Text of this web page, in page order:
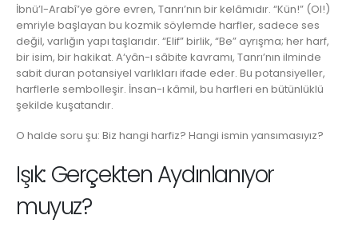
İbnü’l-Arabî’ye göre evren, Tanrı’nın bir kelâmıdır. “Kün!” (Ol!)
emriyle başlayan bu kozmik söylemde harfler, sadece ses
değil, varlığın yapı taşlarıdır. “Elif” birlik, “Be” ayrışma; her harf,
bir isim, bir hakikat. A‘yân-ı sâbite kavramı, Tanrı’nın ilminde
sabit duran potansiyel varlıkları ifade eder. Bu potansiyeller,
harflerle sembolleşir. İnsan-ı kâmil, bu harfleri en bütünlüklü
şekilde kuşatandır.
O halde soru şu: Biz hangi harfiz? Hangi ismin yansımasıyız?
Işık: Gerçekten Aydınlanıyor
muyuz?